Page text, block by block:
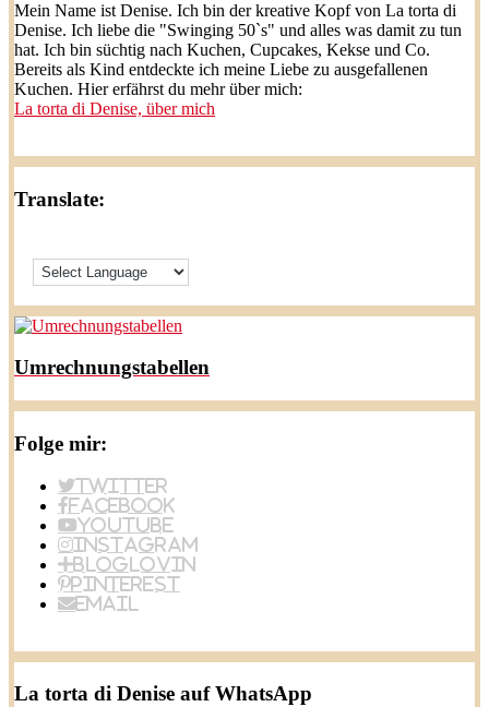
Mein Name ist Denise. Ich bin der kreative Kopf von La torta di
Denise. Ich liebe die "Swinging 50`s" und alles was damit zu tun
hat. Ich bin süchtig nach Kuchen, Cupcakes, Kekse und Co.
Bereits als Kind entdeckte ich meine Liebe zu ausgefallenen
Kuchen. Hier erfährst du mehr über mich:
La torta di Denise, über mich
Translate:
Umrechnungstabellen
Folge mir:
Twitter
Facebook
YouTube
Instagram
BlogLovin
Pinterest
Email
La torta di Denise auf WhatsApp